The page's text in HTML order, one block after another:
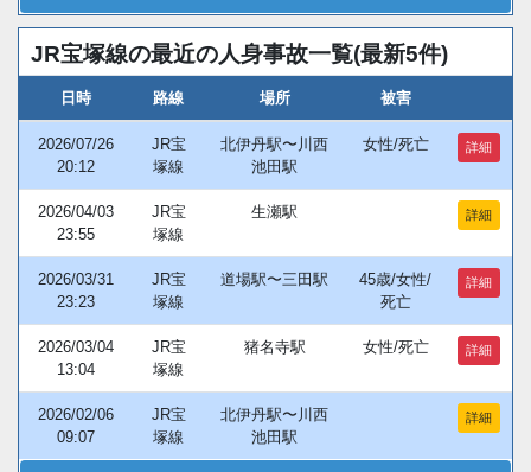
JR宝塚線の最近の人身事故一覧(最新5件)
日時 路線 場所 被害
2026/07/26
20:12
JR宝
塚線
北伊丹駅〜川西
池田駅
女性/死亡 詳細
2026/04/03
23:55
JR宝
塚線
生瀬駅 詳細
2026/03/31
23:23
JR宝
塚線
道場駅〜三田駅
45歳/女性/
死亡
詳細
2026/03/04
13:04
JR宝
塚線
猪名寺駅 女性/死亡 詳細
2026/02/06
09:07
JR宝
塚線
北伊丹駅〜川西
池田駅
詳細